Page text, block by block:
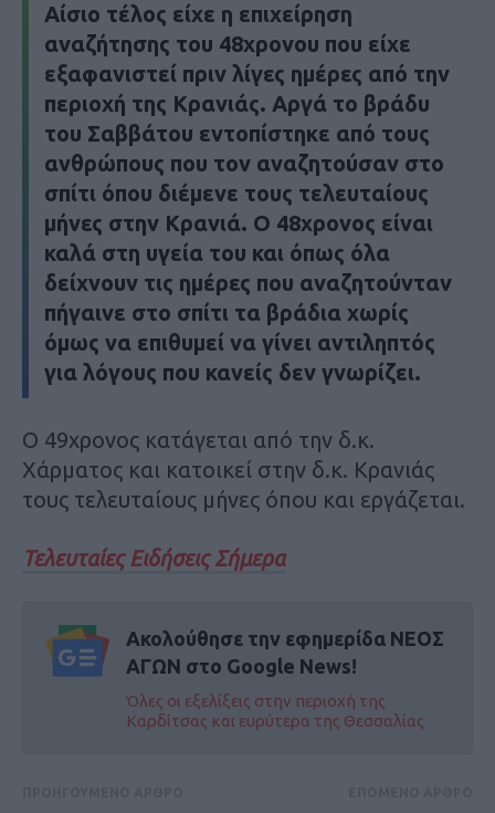
Αίσιο τέλος είχε η επιχείρηση
αναζήτησης του 48χρονου που είχε
εξαφανιστεί πριν λίγες ημέρες από την
περιοχή της Κρανιάς. Αργά το βράδυ
του Σαββάτου εντοπίστηκε από τους
ανθρώπους που τον αναζητούσαν στο
σπίτι όπου διέμενε τους τελευταίους
μήνες στην Κρανιά. Ο 48χρονος είναι
καλά στη υγεία του και όπως όλα
δείχνουν τις ημέρες που αναζητούνταν
πήγαινε στο σπίτι τα βράδια χωρίς
όμως να επιθυμεί να γίνει αντιληπτός
για λόγους που κανείς δεν γνωρίζει.
Ο 49χρονος κατάγεται από την δ.κ.
Χάρματος και κατοικεί στην δ.κ. Κρανιάς
τους τελευταίους μήνες όπου και εργάζεται.
Τελευταίες Ειδήσεις Σήμερα
Ακολούθησε την εφημερίδα ΝΕΟΣ
ΑΓΩΝ στο Google News!
Όλες οι εξελίξεις στην περιοχή της
Καρδίτσας και ευρύτερα της Θεσσαλίας